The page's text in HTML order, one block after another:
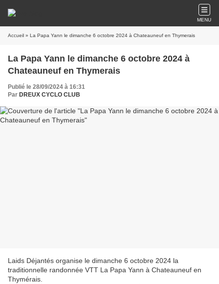
MENU
Accueil » La Papa Yann le dimanche 6 octobre 2024 à Chateauneuf en Thymerais
La Papa Yann le dimanche 6 octobre 2024 à
Chateauneuf en Thymerais
Publié le 28/09/2024 à 16:31
Par DREUX CYCLO CLUB
Laids Déjantés organise le dimanche 6 octobre 2024 la
traditionnelle randonnée VTT La Papa Yann à Chateauneuf en
Thymérais.